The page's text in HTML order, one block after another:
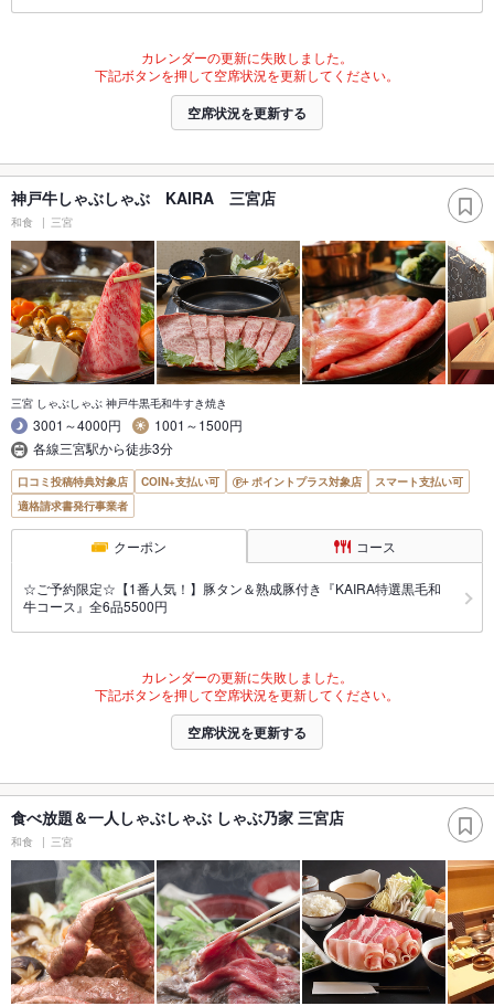
カレンダーの更新に失敗しました。
下記ボタンを押して空席状況を更新してください。
空席状況を更新する
神戸牛しゃぶしゃぶ KAIRA 三宮店
和食 三宮
三宮 しゃぶしゃぶ 神戸牛黒毛和牛すき焼き
3001～4000円
1001～1500円
各線三宮駅から徒歩3分
口コミ投稿特典対象店 COIN+支払い可 ポイントプラス対象店
スマート支払い可
適格請求書発行事業者
クーポン コース
☆ご予約限定☆【1番人気！】豚タン＆熟成豚付き『KAIRA特選黒毛和
牛コース』全6品5500円
カレンダーの更新に失敗しました。
下記ボタンを押して空席状況を更新してください。
空席状況を更新する
食べ放題＆一人しゃぶしゃぶ しゃぶ乃家 三宮店
和食 三宮